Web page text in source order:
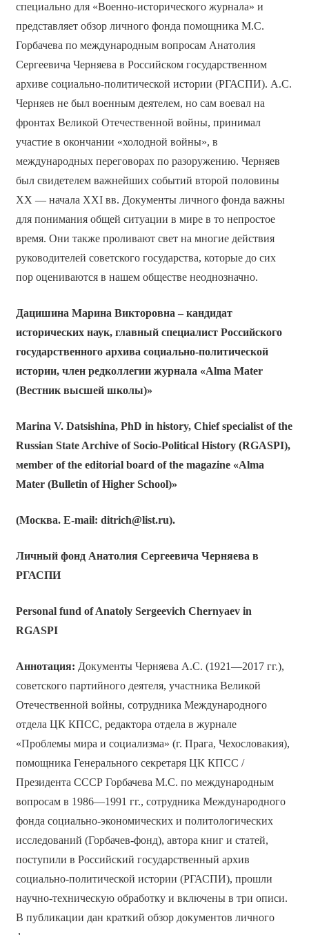
специально для «Военно-исторического журнала» и
представляет обзор личного фонда помощника М.С.
Горбачева по международным вопросам Анатолия
Сергеевича Черняева в Российском государственном
архиве социально-политической истории (РГАСПИ). А.С.
Черняев не был военным деятелем, но сам воевал на
фронтах Великой Отечественной войны, принимал
участие в окончании «холодной войны», в
международных переговорах по разоружению. Черняев
был свидетелем важнейших событий второй половины
ХХ — начала ХХI вв. Документы личного фонда важны
для понимания общей ситуации в мире в то непростое
время. Они также проливают свет на многие действия
руководителей советского государства, которые до сих
пор оцениваются в нашем обществе неоднозначно.
Дацишина Марина Викторовна – кандидат
исторических наук, главный специалист Российского
государственного архива социально-политической
истории, член редколлегии журнала «Alma Mater
(Вестник высшей школы)»
Marina V. Datsishina, PhD in history, Chief specialist of the
Russian State Archive of Socio-Political History (RGASPI),
мember of the editorial board of the magazine «Alma
Mater (Bulletin of Higher School)»
(Москва. E-mail: ditrich@list.ru).
Личный фонд Анатолия Сергеевича Черняева в
РГАСПИ
Personal fund of Anatoly Sergeevich Chernyaev in
RGASPI
Аннотация: Документы Черняева А.С. (1921—2017 гг.),
советского партийного деятеля, участника Великой
Отечественной войны, сотрудника Международного
отдела ЦК КПСС, редактора отдела в журнале
«Проблемы мира и социализма» (г. Прага, Чехословакия),
помощника Генерального секретаря ЦК КПСС /
Президента СССР Горбачева М.С. по международным
вопросам в 1986—1991 гг., сотрудника Международного
фонда социально-экономических и политологических
исследований (Горбачев-фонд), автора книг и статей,
поступили в Российский государственный архив
социально-политической истории (РГАСПИ), прошли
научно-техническую обработку и включены в три описи.
В публикации дан краткий обзор документов личного